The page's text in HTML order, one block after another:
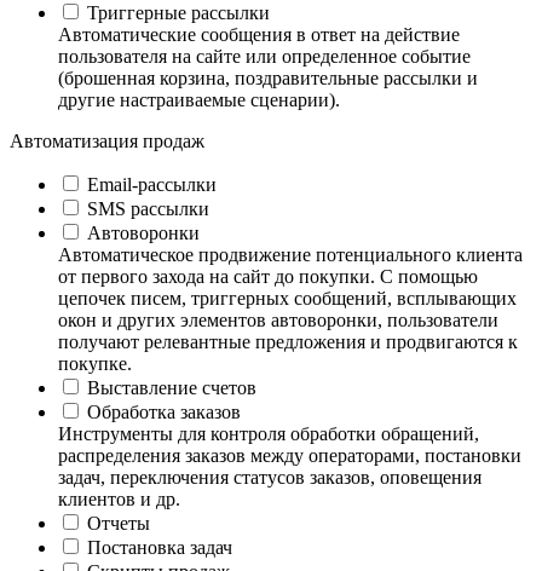
Триггерные рассылки
Автоматические сообщения в ответ на действие
пользователя на сайте или определенное событие
(брошенная корзина, поздравительные рассылки и
другие настраиваемые сценарии).
Автоматизация продаж
Email-рассылки
SMS рассылки
Автоворонки
Автоматическое продвижение потенциального клиента
от первого захода на сайт до покупки. С помощью
цепочек писем, триггерных сообщений, всплывающих
окон и других элементов автоворонки, пользователи
получают релевантные предложения и продвигаются к
покупке.
Выставление счетов
Обработка заказов
Инструменты для контроля обработки обращений,
распределения заказов между операторами, постановки
задач, переключения статусов заказов, оповещения
клиентов и др.
Отчеты
Постановка задач